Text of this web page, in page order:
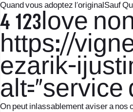
Quand vous adoptez l’originalSauf
4 123love
https://
ezarik-
alt=”service
On peut inlassablement aviser a nos